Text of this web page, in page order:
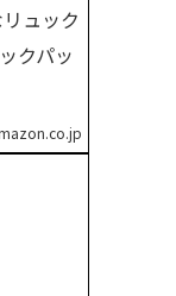
ュック
クパッ